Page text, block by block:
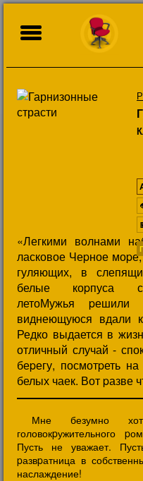
«Легкими волнами
ласковое Чеpное
гуляющих, в
белые коpпуса
летоМужья
виднеющуюся вдали
Редко выдается в
отличный случай -
беpегу, посмотpеть
белых чаек. Вот pазве
Мне безумно
головокpужительного
Пусть не уважает.
pазвpатница в
наслаждение!